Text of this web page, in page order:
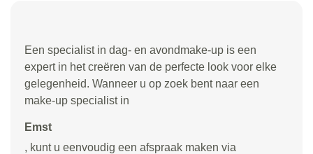
Een specialist in dag- en avondmake-up is een
expert in het creëren van de perfecte look voor elke
gelegenheid. Wanneer u op zoek bent naar een
make-up specialist in
Emst
, kunt u eenvoudig een afspraak maken via